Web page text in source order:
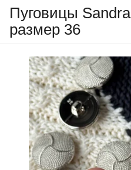
Пуговицы
размер 36